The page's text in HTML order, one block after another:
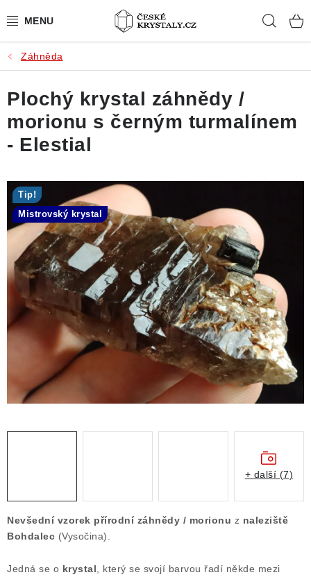
na
PŘÍRODNÍ KAMENY
BROUŠENÉ KAMENY
MISTROVSKÉ KRYSTALY
SLEVY
VIDEOGALERIE
KONTAKT
Obchodní podmínky
Podmínky ochrany osobních údajů
Poučení o právu na odstoupení od smlouvy
Puncovní značky
Výkup minerálů a drahých kamenů
Kontakt
Záhněda
Nevšední vzorek přírodní záhnědy / morionu z naleziště
Bohdalec (Vysočina).
Jedná se o krystal , který se svojí barvou řadí někde mezi
Plochý krystal záhnědy /
morionu s černým turmalínem
- Elestial
Tip!
Mistrovský krystal
+ další (7)